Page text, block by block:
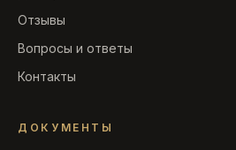
Отзывы
Вопросы и ответы
Контакты
ДОКУМЕНТЫ